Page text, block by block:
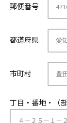
郵便番号
都道府県
市町村
丁目・番地・（部